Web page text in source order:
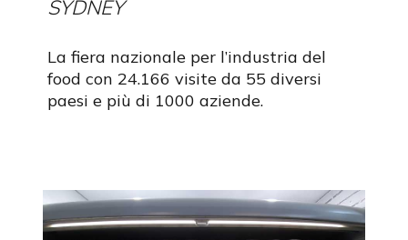
SYDNEY
La fiera nazionale per l’industria del
food con 24.166 visite da 55 diversi
paesi e più di 1000 aziende.